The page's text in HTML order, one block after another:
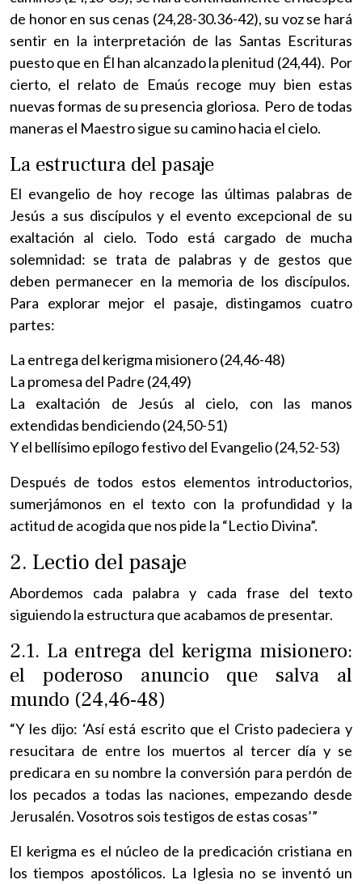
de honor en sus cenas (24,28-30.36-42), su voz se hará
sentir en la interpretación de las Santas Escrituras
puesto que en Él han alcanzado la plenitud (24,44). Por
cierto, el relato de Emaús recoge muy bien estas
nuevas formas de su presencia gloriosa. Pero de todas
maneras el Maestro sigue su camino hacia el cielo.
La estructura del pasaje
El evangelio de hoy recoge las últimas palabras de
Jesús a sus discípulos y el evento excepcional de su
exaltación al cielo. Todo está cargado de mucha
solemnidad: se trata de palabras y de gestos que
deben permanecer en la memoria de los discípulos.
Para explorar mejor el pasaje, distingamos cuatro
partes:
La entrega del kerigma misionero (24,46-48)
La promesa del Padre (24,49)
La exaltación de Jesús al cielo, con las manos
extendidas bendiciendo (24,50-51)
Y el bellísimo epílogo festivo del Evangelio (24,52-53)
Después de todos estos elementos introductorios,
sumerjámonos en el texto con la profundidad y la
actitud de acogida que nos pide la “Lectio Divina”.
2. Lectio del pasaje
Abordemos cada palabra y cada frase del texto
siguiendo la estructura que acabamos de presentar.
2.1. La entrega del kerigma misionero:
el poderoso anuncio que salva al
mundo (24,46-48)
“Y les dijo: ‘Así está escrito que el Cristo padeciera y
resucitara de entre los muertos al tercer día y se
predicara en su nombre la conversión para perdón de
los pecados a todas las naciones, empezando desde
Jerusalén. Vosotros sois testigos de estas cosas’”
El kerigma es el núcleo de la predicación cristiana en
los tiempos apostólicos. La Iglesia no se inventó un